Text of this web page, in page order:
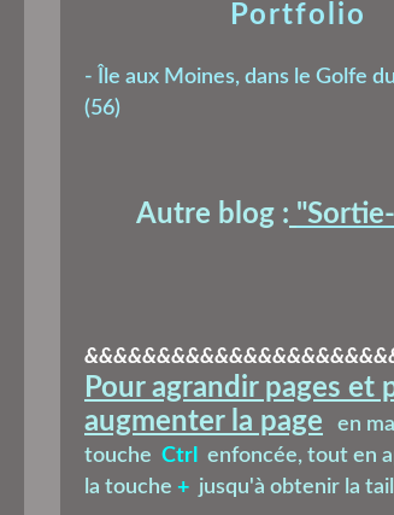
Portfolio
- Île aux Moines, dans le Golfe
(56)
Autre blog :
Pour agrandir pages et
augmenter la page
en
touche Ctrl
enfoncée, tout en
la touche + jusqu'à obtenir la